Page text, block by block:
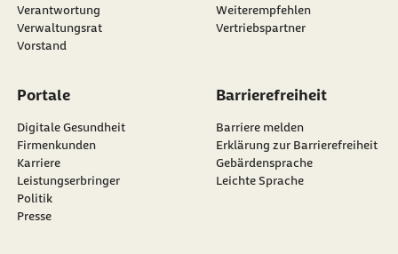
Verantwortung
Verwaltungsrat
Vorstand
externer Link:
Weiterempfehlen
Vertriebspartner
Portale
Digitale Gesundheit
Firmenkunden
Karriere
Leistungserbringer
Politik
Presse
Barrierefreiheit
Barriere melden
Erklärung zur Barrierefreiheit
Gebärdensprache
Leichte Sprache